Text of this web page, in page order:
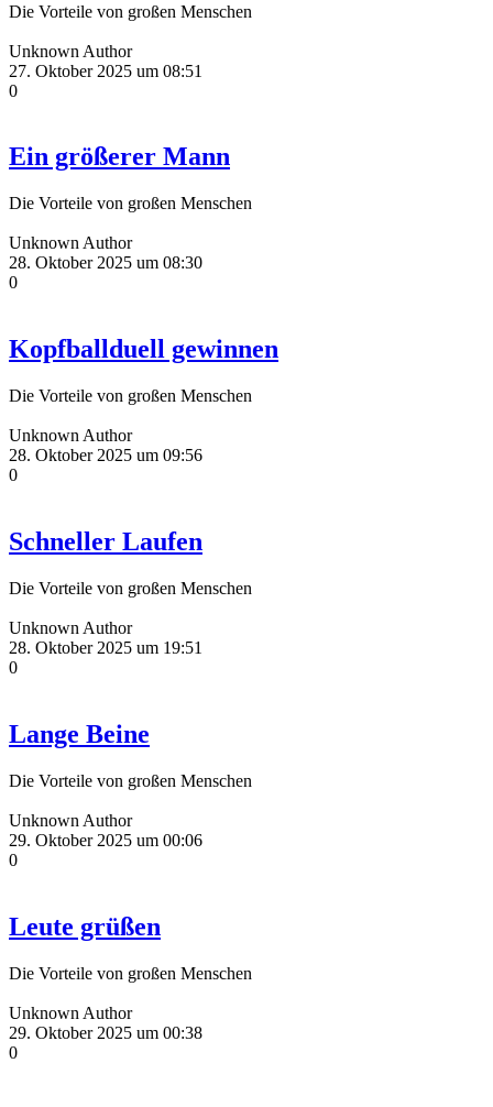
Die Vorteile von großen Menschen
Unknown Author
27. Oktober 2025 um 08:51
0
Ein größerer Mann
Die Vorteile von großen Menschen
Unknown Author
28. Oktober 2025 um 08:30
0
Kopfballduell gewinnen
Die Vorteile von großen Menschen
Unknown Author
28. Oktober 2025 um 09:56
0
Schneller Laufen
Die Vorteile von großen Menschen
Unknown Author
28. Oktober 2025 um 19:51
0
Lange Beine
Die Vorteile von großen Menschen
Unknown Author
29. Oktober 2025 um 00:06
0
Leute grüßen
Die Vorteile von großen Menschen
Unknown Author
29. Oktober 2025 um 00:38
0